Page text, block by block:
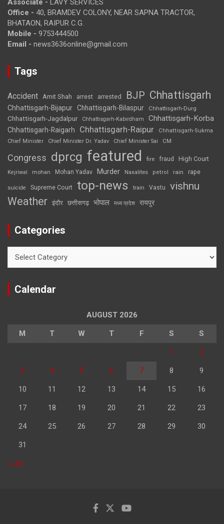
Associate - LAVY SERVICES
Office - 40, BRAMDEV COLONY, NEAR SAPNA TRACTOR,
BHATAON, RAIPUR C.G.
Mobile - 9753444500
Email - news3636online@gmail.com
Tags
Accident Amit Shah arrest arrested BJP Chhattisgarh
Chhattisgarh-Bijapur Chhattisgarh-Bilaspur Chhattisgarh-Durg
Chhattisgarh-Jagdalpur Chhattisgarh-Kabirdham Chhattisgarh-Korba
Chhattisgarh-Raigarh Chhattisgarh-Raipur
Chhattisgarh-Sukma
Chief Minister
Chief Minister Dr. Yadav Chief Minister Sai CM
Congress dprcg featured fire fraud High Court
Kejriwal mohan Mohan Yadav Murder Naxalites petrol rain rape
suicide Supreme Court top-news train Vastu vishnu
Weather इंदौर छत्तीसगढ़ भोपाल मध्य प्रदेश रायपुर
Categories
Calendar
AUGUST 2026
M T W T F S S
1 2
3 4 5 6 7 8 9
10 11 12 13 14 15 16
17 18 19 20 21 22 23
24 25 26 27 28 29 30
31
« Jul